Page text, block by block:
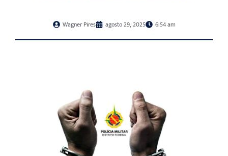
Wagner Pires agosto 29, 2025 6:54 am